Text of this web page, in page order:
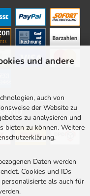
und andere
auch von
der Website zu
zu analysieren und
bieten zu können. Weitere
Daten werden
Cookies und IDs
als auch für